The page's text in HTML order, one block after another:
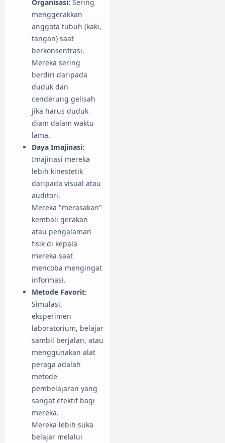
Organisasi: Sering
menggerakkan
anggota tubuh (kaki,
tangan) saat
berkonsentrasi.
Mereka sering
berdiri daripada
duduk dan
cenderung gelisah
jika harus duduk
diam dalam waktu
lama.
Daya Imajinasi:
Imajinasi mereka
lebih kinestetik
daripada visual atau
auditori.
Mereka "merasakan"
kembali gerakan
atau pengalaman
fisik di kepala
mereka saat
mencoba mengingat
informasi.
Metode Favorit:
Simulasi,
eksperimen
laboratorium, belajar
sambil berjalan, atau
menggunakan alat
peraga adalah
metode
pembelajaran yang
sangat efektif bagi
mereka.
Mereka lebih suka
belajar melalui